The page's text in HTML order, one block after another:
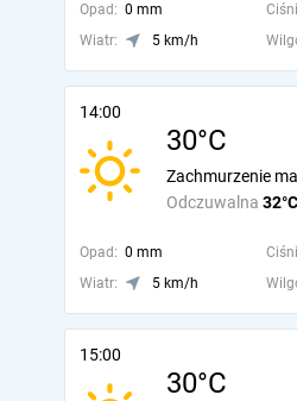
Opad: 0 mm
Wiatr:
5 km/h
14:00
30°C
Odczuwalna 32°C
Zachmurzenie
Opad: 0 mm
Wiatr:
5 km/h
15:00
30°C